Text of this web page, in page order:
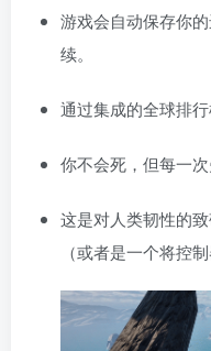
游戏会自动保存你
续。
通过集成的全球排
你不会死，但每一
这是对人类韧性的
（或者是一个将控